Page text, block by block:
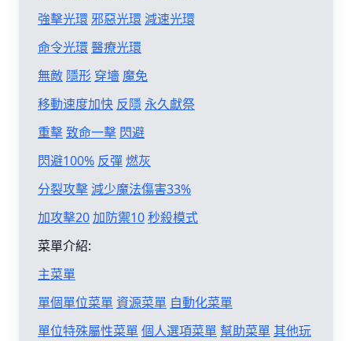
強擊光環邪惡光環減速光環
命令光環醫療光環
無敵 隱形 穿墻 魔免
移動速度加快 反隱 永久獻祭
重擊致命一擊 閃避
閃避100% 反彈燃灰
分裂攻擊減少魔法傷害33%
加攻擊20加防禦10秒殺模式
菜單介紹:
主菜單
單個單位菜單 資源菜單 自動化菜單
單位特殊屬性菜單個人選項菜單 幫助菜單其他玩